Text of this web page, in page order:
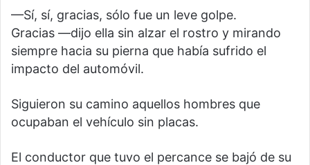
—Sí, sí, gracias, sólo fue un leve golpe.
Gracias —dijo ella sin alzar el rostro y mirando
siempre hacia su pierna que había sufrido el
impacto del automóvil.
Siguieron su camino aquellos hombres que
ocupaban el vehículo sin placas.
El conductor que tuvo el percance se bajó de su